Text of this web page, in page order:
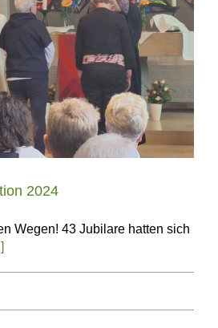
2024
Wegen! 43 Jubilare hatten sich